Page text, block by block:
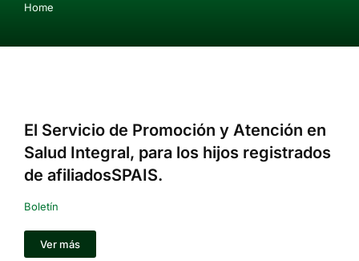
You are here:
Home
El Servicio de Promoción y Atención en
Salud Integral, para los hijos registrados
de afiliadosSPAIS.
Boletín
Ver más